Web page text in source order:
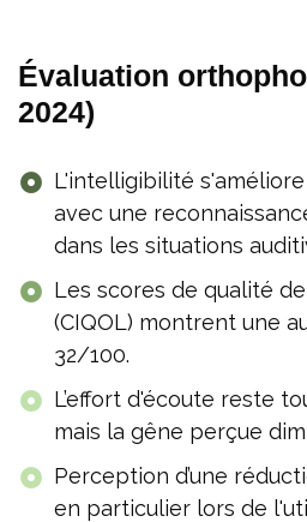
Évaluation
2024)
L'intelligibilité
avec une
dans les situations
Les scores de qualité
(CIQOL) montrent une
32/100.
L’effort d'écoute reste
mais la gêne perçue
Perception d’une
en particulier lors de